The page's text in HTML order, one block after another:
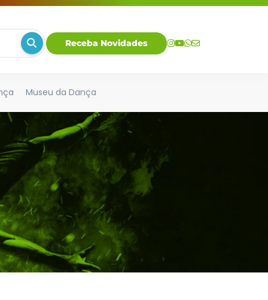
Receba Novidades
Museu da Dança